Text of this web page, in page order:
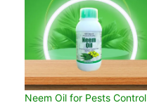
Neem Oil for Pests Control